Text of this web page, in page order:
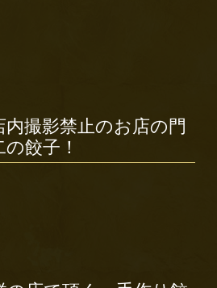
内撮影禁止のお店の門
餃子！